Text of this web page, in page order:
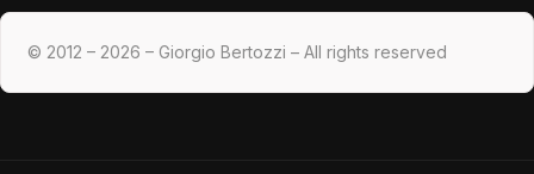
© 2012 – 2026 – Giorgio Bertozzi – All rights reserved